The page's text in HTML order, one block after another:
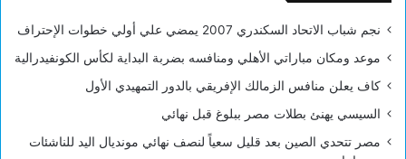
نجم شباب الاتحاد السكندري 2007 يمضي علي أولي خطوات الإحتراف
موعد ومكان مباراتي الأهلي ومنافسه بضربة البداية لكأس الكونفيدرالية
كاف يعلن منافس الزمالك الإفريقي بالدور التمهيدي الأول
السيسي يهنئ بطلات مصر ببلوغ قبل نهائي
مصر تتحدي الصين بعد قليل سعياً لنصف نهائي مونديال اليد للناشئات